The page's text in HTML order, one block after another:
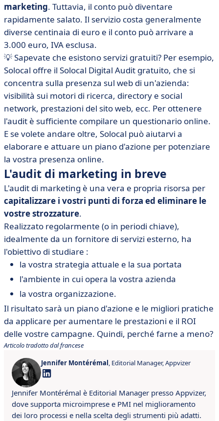
marketing. Tuttavia, il conto può diventare
rapidamente salato. Il servizio costa generalmente
diverse centinaia di euro e il conto può arrivare a
3.000 euro, IVA esclusa.
💡 Sapevate che esistono servizi gratuiti? Per esempio,
Solocal offre il Solocal Digital Audit gratuito, che si
concentra sulla presenza sul web di un'azienda:
visibilità sui motori di ricerca, directory e social
network, prestazioni del sito web, ecc. Per ottenere
l'audit è sufficiente compilare un questionario online.
E se volete andare oltre, Solocal può aiutarvi a
elaborare e attuare un piano d'azione per potenziare
la vostra presenza online.
L'audit di marketing in breve
L'audit di marketing è una vera e propria risorsa per
capitalizzare i vostri punti di forza ed eliminare le
vostre strozzature.
Realizzato regolarmente (o in periodi chiave),
idealmente da un fornitore di servizi esterno, ha
l'obiettivo di studiare :
la vostra strategia attuale e la sua portata
l'ambiente in cui opera la vostra azienda
la vostra organizzazione.
Il risultato sarà un piano d'azione e le migliori pratiche
da applicare per aumentare le prestazioni e il ROI
delle vostre campagne. Quindi, perché farne a meno?
Articolo tradotto dal francese
Jennifer Montérémal, Editorial Manager, Appvizer
Jennifer Montérémal è Editorial Manager presso Appvizer,
dove supporta microimprese e PMI nel miglioramento
dei loro processi e nella scelta degli strumenti più adatti.